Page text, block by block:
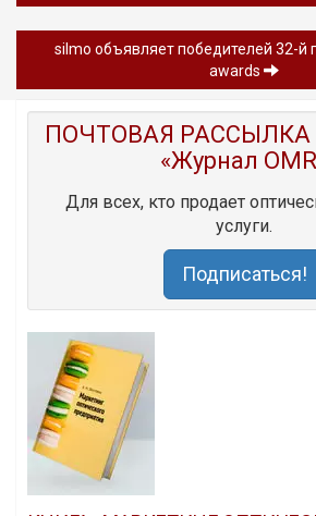
silmo объявляет победителей 32-й
awards
ПОЧТОВАЯ РАССЫЛКА
«Журнал
Для всех, кто продает
услуги.
Подписаться!